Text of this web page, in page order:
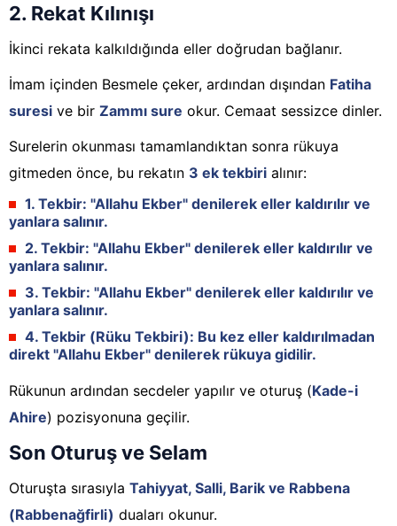
2. Rekat Kılınışı
İkinci rekata kalkıldığında eller doğrudan bağlanır.
İmam içinden Besmele çeker, ardından dışından Fatiha
suresi ve bir Zammı sure okur. Cemaat sessizce dinler.
Surelerin okunması tamamlandıktan sonra rükuya
gitmeden önce, bu rekatın 3 ek tekbiri alınır:
1. Tekbir: "Allahu Ekber" denilerek eller kaldırılır ve
yanlara salınır.
2. Tekbir: "Allahu Ekber" denilerek eller kaldırılır ve
yanlara salınır.
3. Tekbir: "Allahu Ekber" denilerek eller kaldırılır ve
yanlara salınır.
4. Tekbir (Rüku Tekbiri): Bu kez eller kaldırılmadan
direkt "Allahu Ekber" denilerek rükuya gidilir.
Rükunun ardından secdeler yapılır ve oturuş (Kade-i
Ahire) pozisyonuna geçilir.
Son Oturuş ve Selam
Oturuşta sırasıyla Tahiyyat, Salli, Barik ve Rabbena
(Rabbenağfirli) duaları okunur.